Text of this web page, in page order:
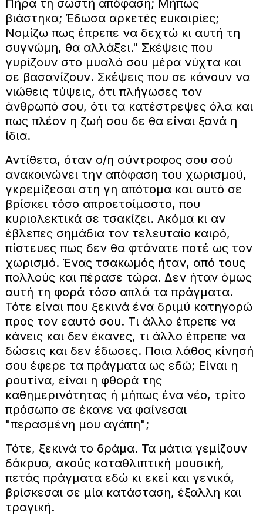
Πήρα τη σωστή απόφαση; Μήπως
βιάστηκα; Έδωσα αρκετές ευκαιρίες;
Νομίζω πως έπρεπε να δεχτώ κι αυτή τη
συγνώμη, θα αλλάξει." Σκέψεις που
γυρίζουν στο μυαλό σου μέρα νύχτα και
σε βασανίζουν. Σκέψεις που σε κάνουν να
νιώθεις τύψεις, ότι πλήγωσες τον
άνθρωπό σου, ότι τα κατέστρεψες όλα και
πως πλέον η ζωή σου δε θα είναι ξανά η
ίδια.
Αντίθετα, όταν ο/η σύντροφος σου σού
ανακοινώνει την απόφαση του χωρισμού,
γκρεμίζεσαι στη γη απότομα και αυτό σε
βρίσκει τόσο απροετοίμαστο, που
κυριολεκτικά σε τσακίζει. Ακόμα κι αν
έβλεπες σημάδια τον τελευταίο καιρό,
πίστευες πως δεν θα φτάνατε ποτέ ως τον
χωρισμό. Ένας τσακωμός ήταν, από τους
πολλούς και πέρασε τώρα. Δεν ήταν όμως
αυτή τη φορά τόσο απλά τα πράγματα.
Τότε είναι που ξεκινά ένα δριμύ κατηγορώ
προς τον εαυτό σου. Τι άλλο έπρεπε να
κάνεις και δεν έκανες, τι άλλο έπρεπε να
δώσεις και δεν έδωσες. Ποια λάθος κίνησή
σου έφερε τα πράγματα ως εδώ; Είναι η
ρουτίνα, είναι η φθορά της
καθημερινότητας ή μήπως ένα νέο, τρίτο
πρόσωπο σε έκανε να φαίνεσαι
"περασμένη μου αγάπη";
Τότε, ξεκινά το δράμα. Τα μάτια γεμίζουν
δάκρυα, ακούς καταθλιπτική μουσική,
πετάς πράγματα εδώ κι εκεί και γενικά,
βρίσκεσαι σε μία κατάσταση, έξαλλη και
τραγική.